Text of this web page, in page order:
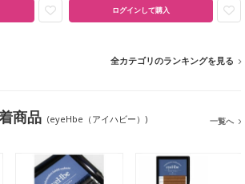
ログインして購入
全カテゴリのランキングを見る
商品 (eyeHbe（アイハビー）) 一覧へ